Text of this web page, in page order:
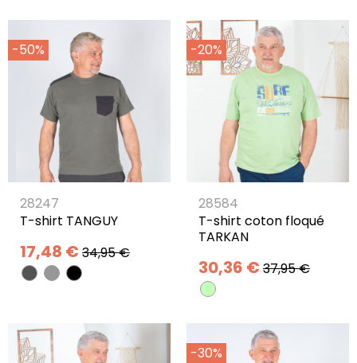
-50%
28247
T-shirt TANGUY
17,48 € 34,95 €
-20%
28584
T-shirt coton floqué
TARKAN
30,36 € 37,95 €
-30%